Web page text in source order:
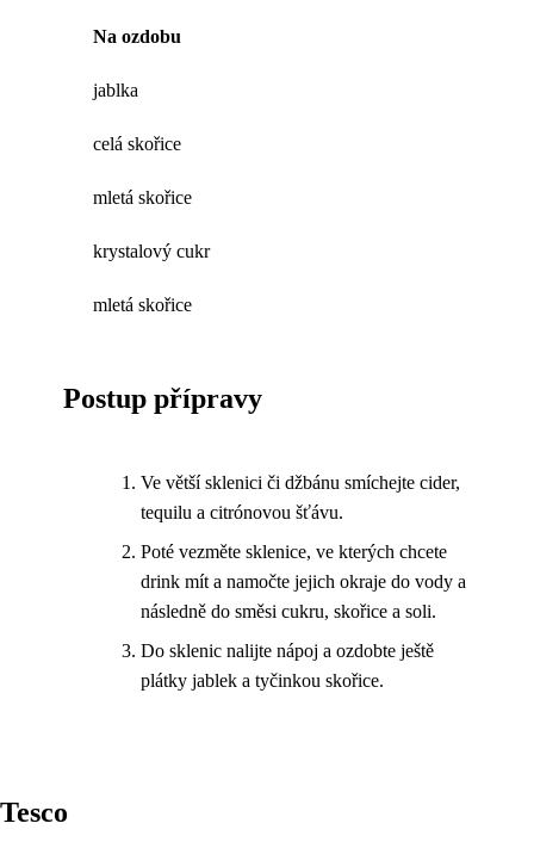
Na ozdobu
jablka
celá skořice
mletá skořice
krystalový cukr
mletá skořice
Postup přípravy
Ve větší sklenici či džbánu smíchejte cider,
tequilu a citrónovou šťávu.
Poté vezměte sklenice, ve kterých chcete
drink mít a namočte jejich okraje do vody a
následně do směsi cukru, skořice a soli.
Do sklenic nalijte nápoj a ozdobte ještě
plátky jablek a tyčinkou skořice.
Tesco